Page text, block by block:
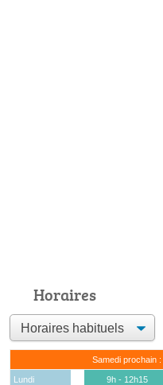
Horaires
Samedi prochain :
Lundi 9h - 12h15